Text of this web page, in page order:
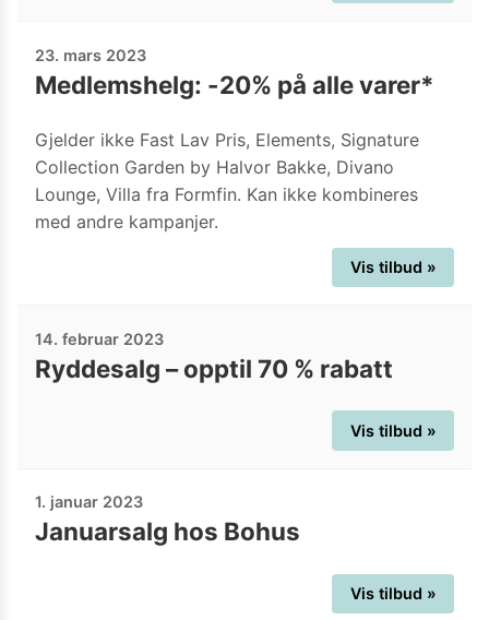
23. mars 2023
Medlemshelg: -20% på alle varer*
Gjelder ikke Fast Lav Pris, Elements, Signature
Collection Garden by Halvor Bakke, Divano
Lounge, Villa fra Formfin. Kan ikke kombineres
med andre kampanjer.
Vis tilbud »
14. februar 2023
Ryddesalg – opptil 70 % rabatt
Vis tilbud »
1. januar 2023
Januarsalg hos Bohus
Vis tilbud »